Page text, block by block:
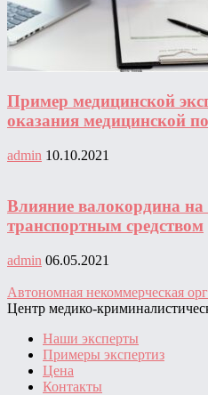
Пример медицинской
оказания медицинской
admin 10.10.2021
Влияние валокордина на
транспортным средством
admin 06.05.2021
Автономная некоммерческая
Центр медико-
Наши эксперты
Примеры экспертиз
Цена
Контакты